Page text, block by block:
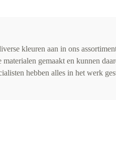
kleuren aan in ons
gemaakt en kunnen
hebben alles in het werk